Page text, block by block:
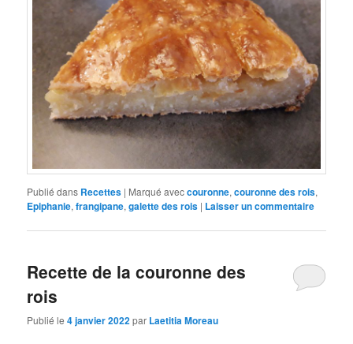
Publié dans Recettes | Marqué aveccouronne,couronne des rois,
Epiphanie,frangipane,galette des rois | Laisser un commentaire
Recette de la couronne des
rois
Publié le4 janvier 2022par Laetitia Moreau